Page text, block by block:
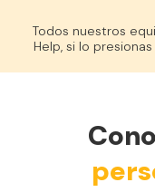
Todos nuestros
Help, si lo